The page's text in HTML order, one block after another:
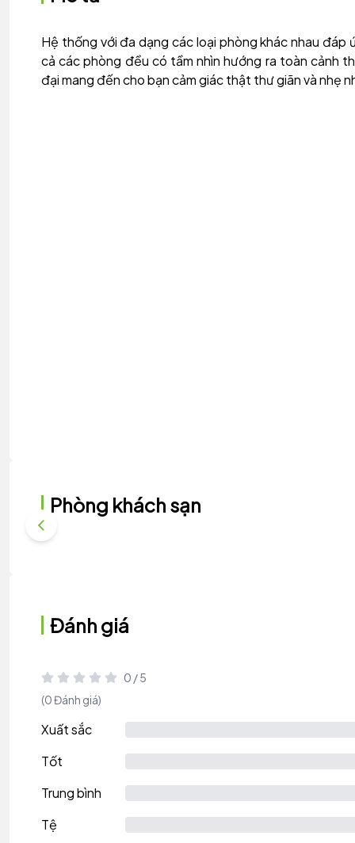
Hệ thống với đa dạng các loại phòng khác nhau đáp
cả các phòng đều có tầm nhìn hướng ra toàn cảnh
đại mang đến cho bạn cảm giác thật thư giãn và nhẹ
Phòng khách sạn
Đánh giá
0 / 5
(0 Đánh giá)
Xuất sắc
Tốt
Trung bình
Tệ